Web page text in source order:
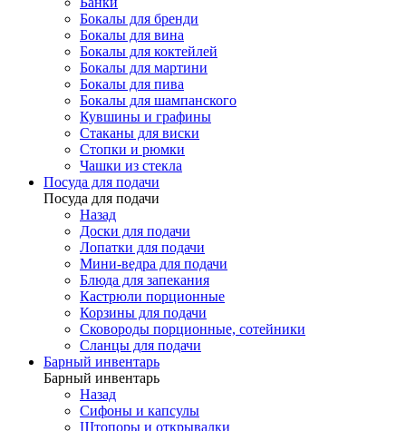
Бокалы для бренди
Бокалы для вина
Бокалы для коктейлей
Бокалы для мартини
Бокалы для пива
Бокалы для шампанского
Кувшины и графины
Стаканы для виски
Стопки и рюмки
Чашки из стекла
Посуда для подачи
Посуда для подачи
Назад
Доски для подачи
Лопатки для подачи
Мини-ведра для подачи
Блюда для запекания
Кастрюли порционные
Корзины для подачи
Сковороды порционные, сотейники
Сланцы для подачи
Барный инвентарь
Барный инвентарь
Назад
Сифоны и капсулы
Штопоры и открывалки